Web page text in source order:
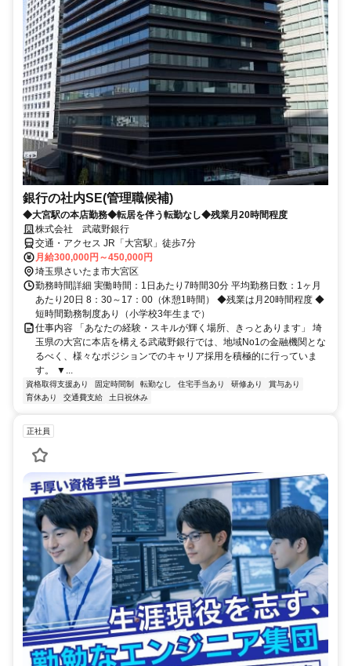
銀行の社内SE(管理職候補)
◆大宮駅の本店勤務◆転居を伴う転勤なし◆残業月20時間程度
株式会社 武蔵野銀行
交通・アクセス JR「大宮駅」徒歩7分
月給300,000円～450,000円
埼玉県さいたま市大宮区
勤務時間詳細 実働時間：1日あたり7時間30分 平均勤務日数：1ヶ月
あたり20日 8：30～17：00（休憩1時間） ◆残業は月20時間程度 ◆
短時間勤務制度あり（小学校3年生まで）
仕事内容 「あなたの経験・スキルが輝く場所、きっとあります」 埼
玉県の大宮に本店を構える武蔵野銀行では、地域No1の金融機関とな
るべく、様々なポジションでのキャリア採用を積極的に行っていま
す。 ▼...
資格取得支援あり 固定時間制 転勤なし 住宅手当あり 研修あり
賞与あり
育休あり
交通費支給 土日祝休み
正社員